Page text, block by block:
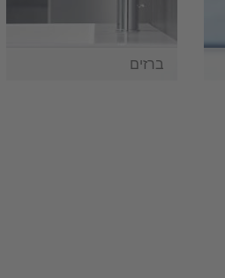
ברזים